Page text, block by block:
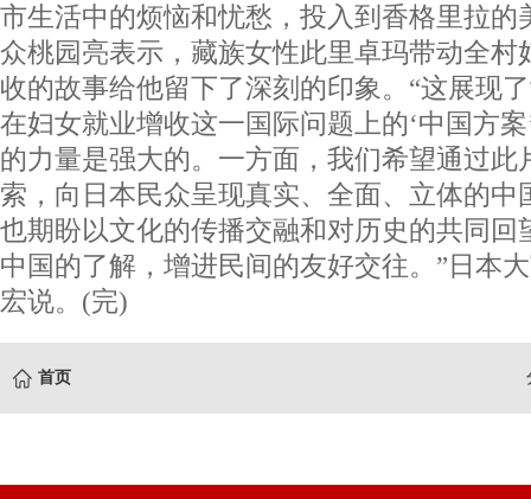
市生活中的烦恼和忧愁，投入到香格里拉的
众桃园亮表示，藏族女性此里卓玛带动全村
收的故事给他留下了深刻的印象。“这展现
在妇女就业增收这一国际问题上的‘中国
的力量是强大的。一方面，我们希望通过此
索，向日本民众呈现真实、全面、立体的中
也期盼以文化的传播交融和对历史的共同回
中国的了解，增进民间的友好交往。”日本
宏说。(完)
首页